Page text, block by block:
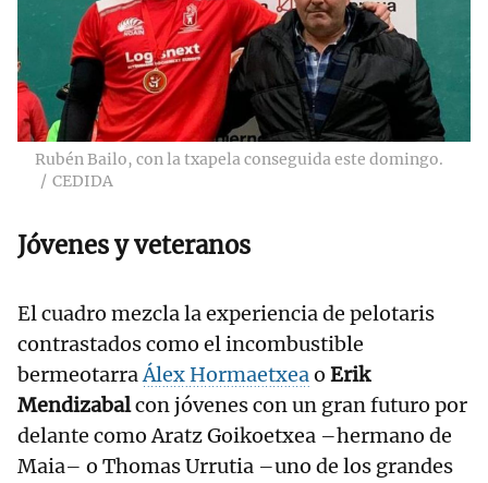
Rubén Bailo, con la txapela conseguida este domingo.
CEDIDA
Jóvenes y veteranos
El cuadro mezcla la experiencia de pelotaris
contrastados como el incombustible
bermeotarraÁlex Hormaetxeao Erik
Mendizabalcon jóvenes con un gran futuro por
delante como Aratz Goikoetxea –hermano de
Maia– o Thomas Urrutia –uno de los grandes